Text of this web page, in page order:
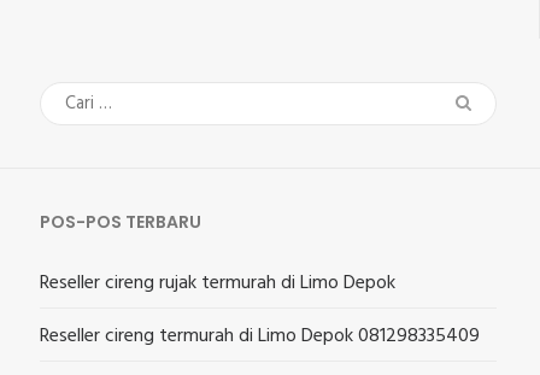
Cari
untuk:
POS-POS TERBARU
Reseller cireng rujak termurah di Limo Depok
Reseller cireng termurah di Limo Depok 081298335409